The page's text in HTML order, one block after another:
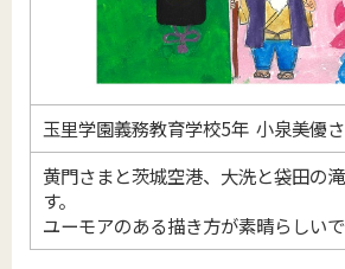
玉里学園義務教育学校5年 小泉美優
黄門さまと茨城空港、大洗と袋田の
す。
ユーモアのある描き方が素晴らしいで